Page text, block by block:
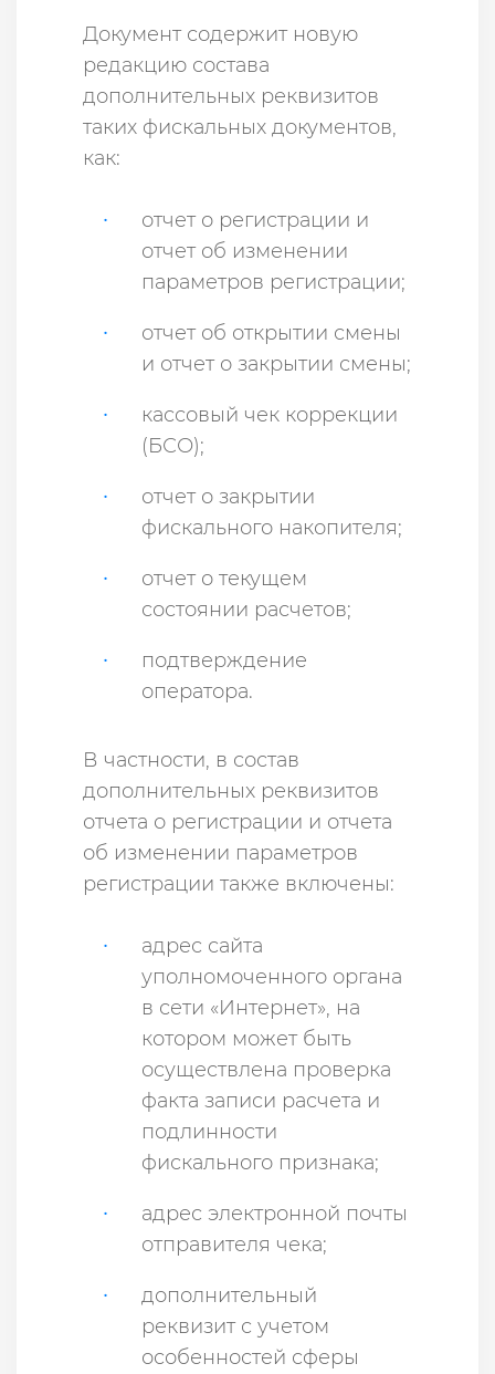
Документ содержит новую
редакцию состава
дополнительных реквизитов
таких фискальных документов,
как:
отчет о регистрации и
отчет об изменении
параметров регистрации;
отчет об открытии смены
и отчет о закрытии смены;
кассовый чек коррекции
(БСО);
отчет о закрытии
фискального накопителя;
отчет о текущем
состоянии расчетов;
подтверждение
оператора.
В частности, в состав
дополнительных реквизитов
отчета о регистрации и отчета
об изменении параметров
регистрации также включены:
адрес сайта
уполномоченного органа
в сети «Интернет», на
котором может быть
осуществлена проверка
факта записи расчета и
подлинности
фискального признака;
адрес электронной почты
отправителя чека;
дополнительный
реквизит с учетом
особенностей сферы